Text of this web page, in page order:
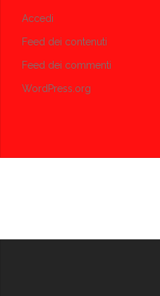
Accedi
Feed dei contenuti
Feed dei commenti
WordPress.org